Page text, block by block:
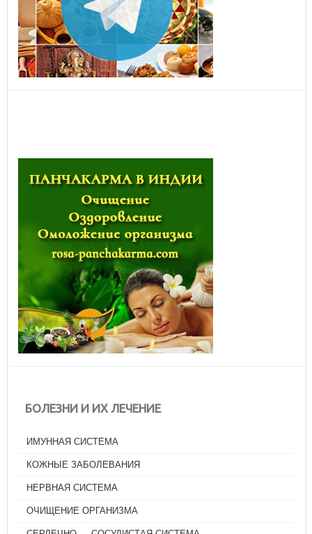
БОЛЕЗНИ И ИХ ЛЕЧЕНИЕ
ИМУННАЯ СИСТЕМА
КОЖНЫЕ ЗАБОЛЕВАНИЯ
НЕРВНАЯ СИСТЕМА
ОЧИЩЕНИЕ ОРГАНИЗМА